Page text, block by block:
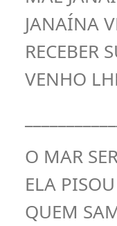
JANAÍNA
RECEBER
VENHO
O MAR
ELA
QUEM